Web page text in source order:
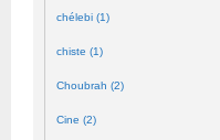
chélebi (1)
chiste (1)
Choubrah (2)
Cine (2)